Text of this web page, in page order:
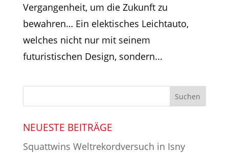
Vergangenheit, um die Zukunft zu
bewahren… Ein elektisches Leichtauto,
welches nicht nur mit seinem
futuristischen Design, sondern...
NEUESTE BEITRÄGE
Squattwins Weltrekordversuch in Isny